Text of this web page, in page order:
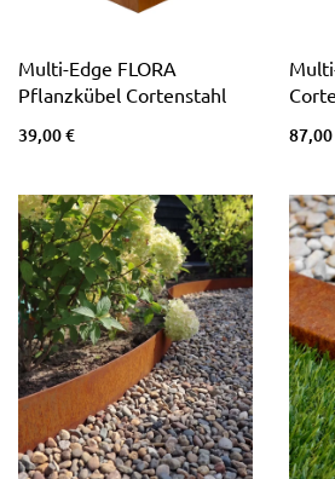
Multi-Edge FLORA
Pflanzkübel Cortenstahl
39,00 €